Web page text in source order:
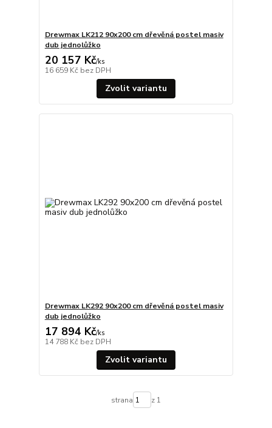
Drewmax LK212 90x200 cm dřevěná postel masiv
dub jednolůžko
20 157 Kč/ks
16 659 Kč bez DPH
Zvolit variantu
Drewmax LK292 90x200 cm dřevěná postel masiv
dub jednolůžko
17 894 Kč/ks
14 788 Kč bez DPH
Zvolit variantu
strana z 1